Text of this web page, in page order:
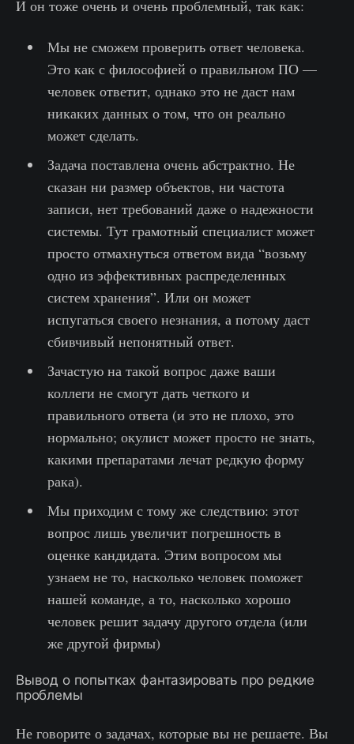
И он тоже очень и очень проблемный, так как:
Мы не сможем проверить ответ человека.
Это как с философией о правильном ПО —
человек ответит, однако это не даст нам
никаких данных о том, что он реально
может сделать.
Задача поставлена очень абстрактно. Не
сказан ни размер объектов, ни частота
записи, нет требований даже о надежности
системы. Тут грамотный специалист может
просто отмахнуться ответом вида “возьму
одно из эффективных распределенных
систем хранения”. Или он может
испугаться своего незнания, а потому даст
сбивчивый непонятный ответ.
Зачастую на такой вопрос даже ваши
коллеги не смогут дать четкого и
правильного ответа (и это не плохо, это
нормально; окулист может просто не знать,
какими препаратами лечат редкую форму
рака).
Мы приходим с тому же следствию: этот
вопрос лишь увеличит погрешность в
оценке кандидата. Этим вопросом мы
узнаем не то, насколько человек поможет
нашей команде, а то, насколько хорошо
человек решит задачу другого отдела (или
же другой фирмы)
Вывод о попытках фантазировать про редкие
проблемы
Не говорите о задачах, которые вы не решаете. Вы